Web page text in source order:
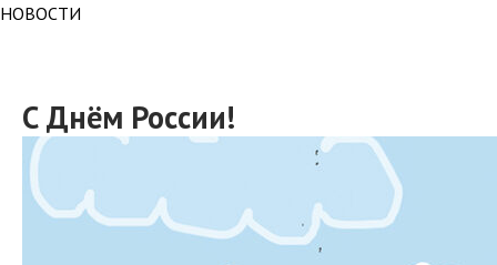
НОВОСТИ
С Днём России!